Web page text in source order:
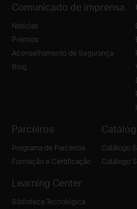
Comunicado de imprensa
Notícias
Prémios
Aconselhamento de Segurança
Blog
Parceiros
Programa de Parceiros
Formação e Certificação
Catálogo
Catálogo
Learning Center
Biblioteca Tecnológica